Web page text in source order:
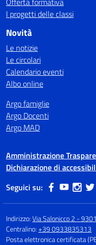
I progetti delle classi
Novità
Le notizie
Le circolari
Calendario eventi
Albo online
Argo famiglie
Argo Docenti
Argo MAD
Amministrazione
Dichiarazione di
Seguici su:
Indirizzo:Via Salonicco 2 -
Centralino:+39 0933835313
Posta elettronica certificata